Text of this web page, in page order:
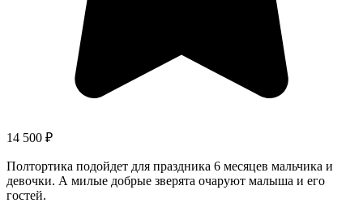
14 500 ₽
Полтортика подойдет для праздника 6 месяцев мальчика и
девочки. А милые добрые зверята очаруют малыша и его
гостей.